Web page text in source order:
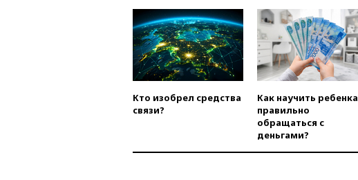
Кто изобрел средства
связи?
Как научить ребенка
правильно
обращаться с
деньгами?